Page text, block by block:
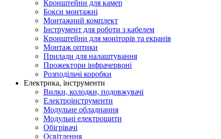
Кронштейни для камер
Бокси монтажні
Монтажний комплект
Інструмент для роботи з кабелем
Кронштейни для моніторів та екранів
Монтаж оптики
Прилади для налаштування
Прожектори інфрачервоні
Розподільчі коробки
Електрика, інструменти
Вилки, колодки, подовжувачі
Електроінструменти
Модульне обладнання
Модульні електрощити
Обігрівачі
Освітлення